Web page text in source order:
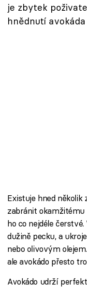
Sledujte nás
je zbytek
hnědnutí
Existuje hned několik
zabránit
ho co nejdéle
dužině pecku, a
nebo olivovým
ale avokádo přesto
Avokádo udrží